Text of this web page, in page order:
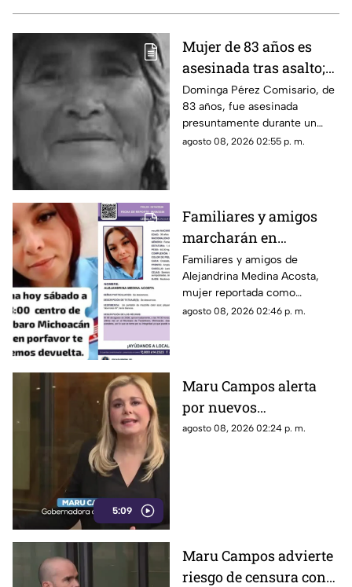
Mujer de 83 años es
asesinada tras asalto;
le robaron los $90 que
había ganado
vendiendo cemitas
Dominga Pérez Comisario, de
83 años, fue asesinada
presuntamente durante un
asalto en Amozoc, Puebla,
agosto 08, 2026 02:55 p. m.
Familiares y amigos
marcharán en
Tacámbaro para exigir
la localización de
Alejandrina Medina
Familiares y amigos de
Alejandrina Medina Acosta,
mujer reportada como
desaparecida en Tacámbaro,
agosto 08, 2026 02:46 p. m.
5:09
Maru Campos alerta
por nuevos
lineamientos: “Podrían
agosto 08, 2026 02:24 p. m.
Maru Campos advierte
riesgo de censura con